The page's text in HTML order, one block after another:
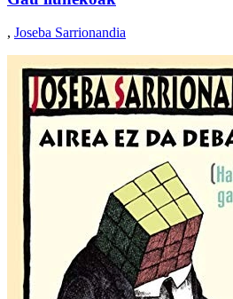
, Joseba Sarrionandia